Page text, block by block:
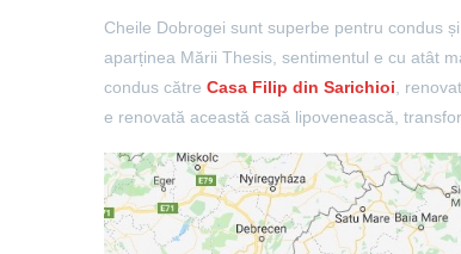
Cheile Dobrogei sunt superbe pentru condus
aparținea Mării Thesis, sentimentul e cu atât
condus către Casa Filip din Sarichioi,
e renovată această casă lipovenească,